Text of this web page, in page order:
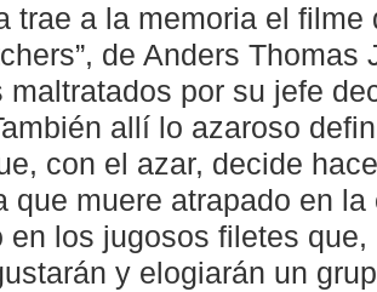
trae a la memoria el filme
de Anders Thomas
maltratados por su jefe
allí lo azaroso
con el azar, decide
que muere atrapado en
en los jugosos filetes
y elogiarán un